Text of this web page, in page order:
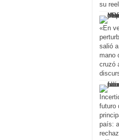
su
«En
salió
mano
cruzó
futuro
país: